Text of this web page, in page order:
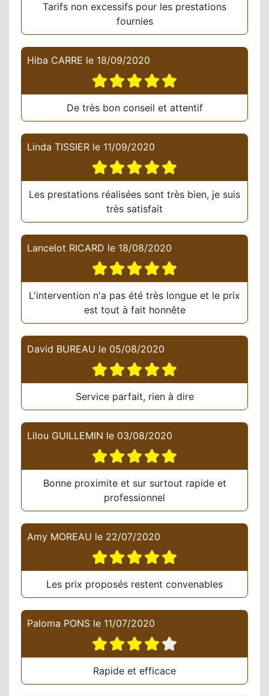
Tarifs non excessifs pour les prestations
fournies
Hiba CARRE le 18/09/2020
De très bon conseil et attentif
Linda TISSIER le 11/09/2020
Les prestations réalisées sont très bien, je suis
très satisfait
Lancelot RICARD le 18/08/2020
L'intervention n'a pas été très longue et le prix
est tout à fait honnête
David BUREAU le 05/08/2020
Service parfait, rien à dire
Lilou GUILLEMIN le 03/08/2020
Bonne proximite et sur surtout rapide et
professionnel
Amy MOREAU le 22/07/2020
Les prix proposés restent convenables
Paloma PONS le 11/07/2020
Rapide et efficace